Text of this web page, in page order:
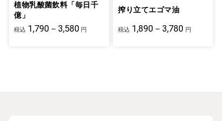
植物乳酸菌飲料「毎日千
億」
税込 1,790－3,580 円
搾り立てエゴマ油
税込 1,890－3,780 円